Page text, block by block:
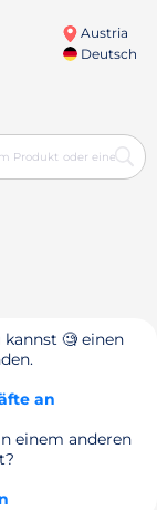
Austria
Deutsch
🧐 einen
an
einem anderen